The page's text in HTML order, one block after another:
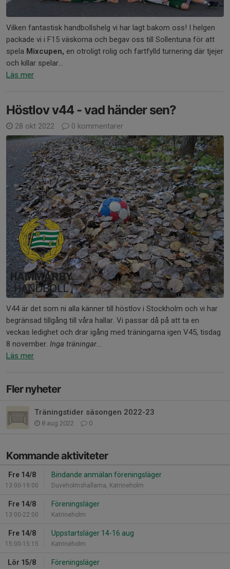
Vilken fantastisk handbollshelg vi har lagt bakom oss! I helgen
packade vi i F15 väskorna och begav oss till Sollentuna för att
spela Mixcupen, en otroligt rolig och fartfylld turnering där tjejer
och killar spelar...
Läs mer
Höstlov v44 - vad händer sen?
28 okt 2022 0 kommentarer
V44 är det som ni alla känner till höstlov i Stockholm och vi har
begränsad tillgång till våra hallar. Vi passar då på att ta en
veckas ledighet och drar igång med träningarna igen V45, tisdag
8 november. Inga träningar...
Läs mer
Fler nyheter
Träningstider säsongen 2022-23
8 aug 2022 0
Kommande aktiviteter
Fre 14/8
13:00-19:00
Bindande anmälan föreningsläger
Duveholmshallarna, Katrineholm
Fre 14/8
13:00-22:00
Föreningsläger
Katrineholm
Fre 14/8
15:00-15:15
Uppstartsläger 14-16 aug
Katrineholm
Lör 15/8 Föreningsläger